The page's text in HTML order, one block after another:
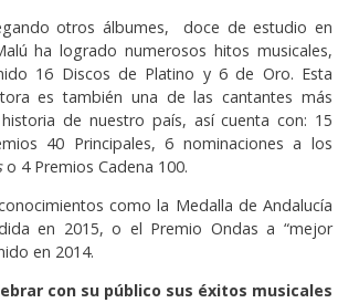
otros álbumes, doce de estudio en
ha logrado numerosos hitos musicales,
16 Discos de Platino y 6 de Oro. Esta
es también una de las cantantes más
de nuestro país, así cuenta con: 15
40 Principales, 6 nominaciones a los
o 4 Premios Cadena 100.
como la Medalla de Andalucía
en 2015, o el Premio Ondas a “mejor
en 2014.
con su público sus éxitos musicales